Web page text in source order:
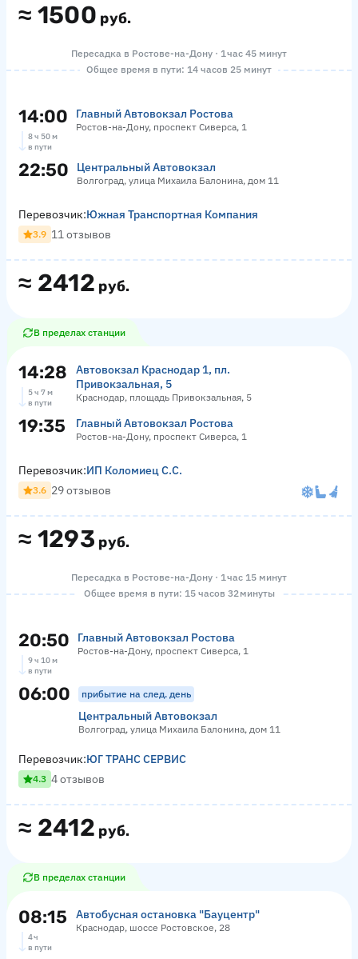
≈ 1500 руб.
Пересадка в Ростове-на-Дону · 1 час 45 минут
Общее время в пути: 14 часов 25 минут
14:00 Главный Автовокзал Ростова
Ростов-на-Дону, проспект Сиверса, 1
8 ч 50 м
в пути
22:50 Центральный Автовокзал
Волгоград, улица Михаила Балонина, дом 11
≈ 2412 руб.
Перевозчик:Южная Транспортная Компания
3.9 11 отзывов
В пределах станции
14:28
Автовокзал Краснодар 1, пл.
Привокзальная, 5
Краснодар, площадь Привокзальная, 5
5 ч 7 м
в пути
19:35 Главный Автовокзал Ростова
Ростов-на-Дону, проспект Сиверса, 1
≈ 1293 руб.
Перевозчик:ИП Коломиец С.С.
3.6 29 отзывов
Пересадка в Ростове-на-Дону · 1 час 15 минут
Общее время в пути: 15 часов 32 минуты
20:50 Главный Автовокзал Ростова
Ростов-на-Дону, проспект Сиверса, 1
9 ч 10 м
в пути
06:00 прибытие на след. день
Центральный Автовокзал
Волгоград, улица Михаила Балонина, дом 11
≈ 2412 руб.
Перевозчик:ЮГ ТРАНС СЕРВИС
4.3 4 отзывов
В пределах станции
08:15 Автобусная остановка "Бауцентр"
Краснодар, шоссе Ростовское, 28
4 ч
в пути